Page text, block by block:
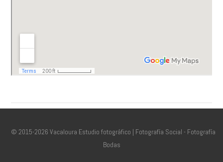
© 2015-2026 Vacaloura Estudio fotográfico | Fotografía Social - Fotografía
Bodas